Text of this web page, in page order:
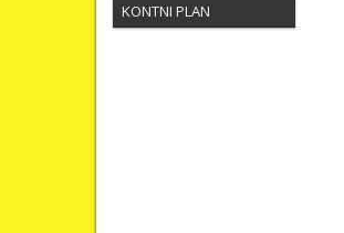
KONTNI PLAN